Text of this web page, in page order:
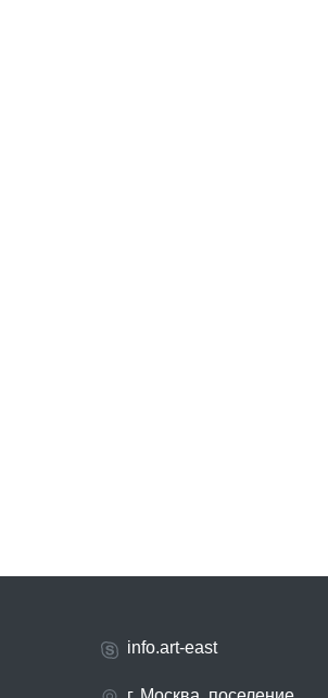
info.art-east